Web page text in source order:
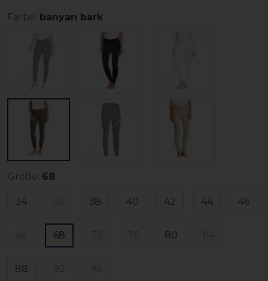
Farbe: banyan bark
Größe: 68
34 38 40 42 44 46
68 80
88